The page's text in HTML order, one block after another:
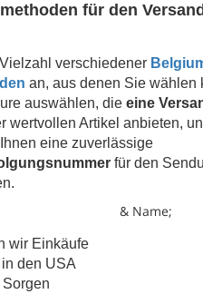
für den
verschiedener
an, aus denen Sie wählen
auswählen, die eine
wertvollen Artikel anbieten,
eine zuverlässige
für den
wir Einkäufe
den USA
& Name;